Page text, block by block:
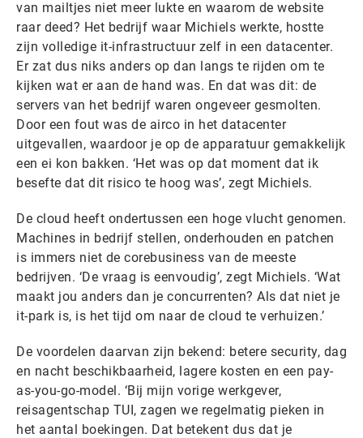
van mailtjes niet meer lukte en waarom de website
raar deed? Het bedrijf waar Michiels werkte, hostte
zijn volledige it-infrastructuur zelf in een datacenter.
Er zat dus niks anders op dan langs te rijden om te
kijken wat er aan de hand was. En dat was dit: de
servers van het bedrijf waren ongeveer gesmolten.
Door een fout was de airco in het datacenter
uitgevallen, waardoor je op de apparatuur gemakkelijk
een ei kon bakken. ‘Het was op dat moment dat ik
besefte dat dit risico te hoog was’, zegt Michiels.
De cloud heeft ondertussen een hoge vlucht genomen.
Machines in bedrijf stellen, onderhouden en patchen
is immers niet de corebusiness van de meeste
bedrijven. ‘De vraag is eenvoudig’, zegt Michiels. ‘Wat
maakt jou anders dan je concurrenten? Als dat niet je
it-park is, is het tijd om naar de cloud te verhuizen.’
De voordelen daarvan zijn bekend: betere security, dag
en nacht beschikbaarheid, lagere kosten en een pay-
as-you-go-model. ‘Bij mijn vorige werkgever,
reisagentschap TUI, zagen we regelmatig pieken in
het aantal boekingen. Dat betekent dus dat je